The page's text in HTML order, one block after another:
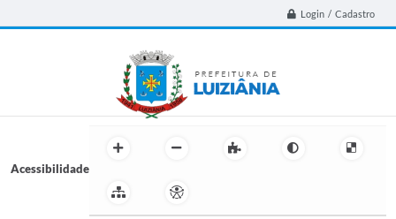
Login / Cadastro
Acessibilidade